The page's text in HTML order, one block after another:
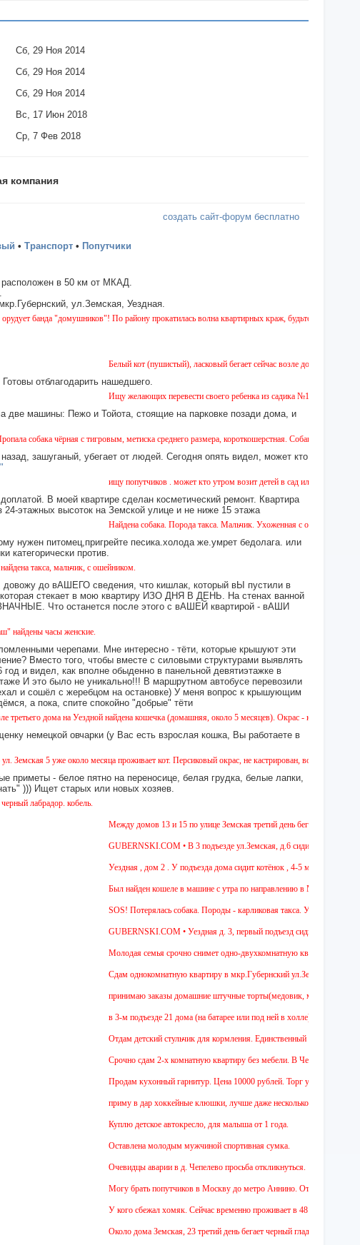
Сб, 29 Ноя 2014
Сб, 29 Ноя 2014
Сб, 29 Ноя 2014
Вс, 17 Июн 2018
Ср, 7 Фев 2018
компания
создать сайт-форум бесплатно
• Транспорт • Попутчики
в 50 км от МКАД.
ул.Земская, Уездная.
"домушников"! По району прокатилась волна квартирных краж, будьте бдительны!
Белый кот (пушистый), ласковый бегает сейчас возле дома № 2 на
отблагодарить нашедшего.
Ищу желающих перевести своего ребенка из садика №11 в садик № 26.
машины: Пежо и Тойота, стоящие на парковке позади дома, и
с тигровым, метиска среднего размера, короткошерстная. Собака пугливая, не
зашуганый, убегает от людей. Сегодня опять видел, может кто
ищу попутчиков . может кто утром возит детей в сад или в школу в
В моей квартире сделан косметический ремонт. Квартира
этажных высоток на Земской улице и не ниже 15 этажа
Найдена собака. Порода такса. Мальчик. Ухоженная с ошейником.
нужен питомец,пригрейте песика.холода же.умрет бедолага. или
категорически против.
мальчик, с ошейником.
до вАШЕГО сведения, что кишлак, который вЫ пустили в
стекает в мою квартиру ИЗО ДНЯ В ДЕНЬ. На стенах ванной
Что останется после этого с вАШЕЙ квартирой - вАШИ
часы женские.
черепами. Мне интересно - тёти, которые крышуют эти
Вместо того, чтобы вместе с силовыми структурами выявлять
и видел, как вполне обыденно в панельной девятиэтажке в
И это было не уникально!!! В маршрутном автобусе перевозили
и сошёл с жеребцом на остановке) У меня вопрос к крышующим
а пока, спите спокойно "добрые" тёти
на Уездной найдена кошечка (домашняя, около 5 месяцев). Окрас - камышовый, на один
немецкой овчарки (у Вас есть взрослая кошка, Вы работаете в
5 уже около месяца проживает кот. Персиковый окрас, не кастрирован, возраст менее года,
- белое пятно на переносице, белая грудка, белые лапки,
))) Ищет старых или новых хозяев.
кобель.
Между домов 13 и 15 по улице Земская третий день бегает собака из
GUBERNSKI.COM • В 3 подъезде ул.Земская, д.6 сидит очень
Уездная , дом 2 . У подъезда дома сидит котёнок , 4-5 мес , девочка.
Был найден кошеле в машине с утра по направлению в Москву,девушка
SOS! Потерялась собака. Породы - карликовая такса. Уважаемые
GUBERNSKI.COM • Уездная д. 3, первый подъезд сидит
Молодая семья срочно снимет одно-двухкомнатную квартиру на
Cдам однокомнатную квартиру в мкр.Губернский ул.Земская. Ремонт от
принимаю заказы домашние штучные торты(медовик, муравейник,
в 3-м подъезде 21 дома (на батарее или под ней в холле) тоскует и
Отдам детский стульчик для кормления. Единственный минус - нет
Срочно сдам 2-х комнатную квартиру без мебели. В Чехове буду после
Продам кухонный гарнитур. Цена 10000 рублей. Торг уместен.
приму в дар хоккейные клюшки, лучше даже несколько:)
Куплю детское автокресло, для малыша от 1 года.
Оставлена молодым мужчиной спортивная сумка.
Очевидцы аварии в д. Чепелево просьба откликнуться.
Могу брать попутчиков в Москву до метро Аннино. Отъезд 6.45 от
У кого сбежал хомяк. Сейчас временно проживает в 48 квартире (9 этаж
Около дома Земская, 23 третий день бегает черный гладкошерстый